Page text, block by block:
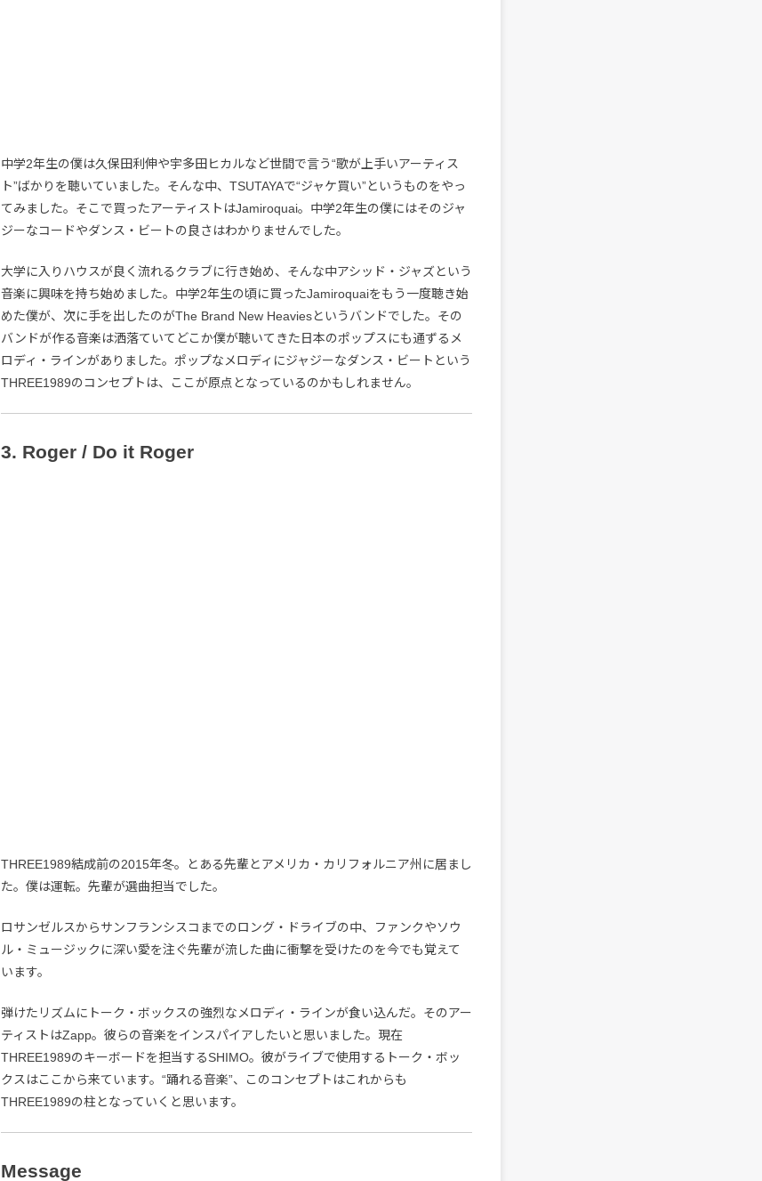
中学2年生の僕は久保田利伸や宇多田ヒカルなど世間で言う“歌が上手いアーティス
ト”ばかりを聴いていました。そんな中、TSUTAYAで“ジャケ買い”というものをやっ
てみました。そこで買ったアーティストはJamiroquai。中学2年生の僕にはそのジャ
ジーなコードやダンス・ビートの良さはわかりませんでした。
大学に入りハウスが良く流れるクラブに行き始め、そんな中アシッド・ジャズという
音楽に興味を持ち始めました。中学2年生の頃に買ったJamiroquaiをもう一度聴き始
めた僕が、次に手を出したのがThe Brand New Heaviesというバンドでした。その
バンドが作る音楽は洒落ていてどこか僕が聴いてきた日本のポップスにも通ずるメ
ロディ・ラインがありました。ポップなメロディにジャジーなダンス・ビートという
THREE1989のコンセプトは、ここが原点となっているのかもしれません。
3. Roger / Do it Roger
THREE1989結成前の2015年冬。とある先輩とアメリカ・カリフォルニア州に居まし
た。僕は運転。先輩が選曲担当でした。
ロサンゼルスからサンフランシスコまでのロング・ドライブの中、ファンクやソウ
ル・ミュージックに深い愛を注ぐ先輩が流した曲に衝撃を受けたのを今でも覚えて
います。
弾けたリズムにトーク・ボックスの強烈なメロディ・ラインが食い込んだ。そのアー
ティストはZapp。彼らの音楽をインスパイアしたいと思いました。現在
THREE1989のキーボードを担当するSHIMO。彼がライブで使用するトーク・ボッ
クスはここから来ています。“踊れる音楽”、このコンセプトはこれからも
THREE1989の柱となっていくと思います。
Message